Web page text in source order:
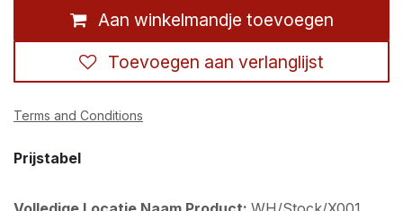
Aan winkelmandje toevoegen
Toevoegen aan verlanglijst
Terms and Conditions
Prijstabel